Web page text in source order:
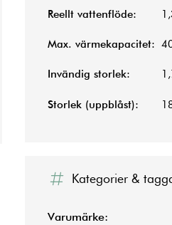
Reellt vattenflöde:
Max. värmekapacitet:
Invändig storlek:
Storlek (uppblåst):
Kategorier &
Varumärke: